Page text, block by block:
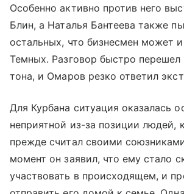
Особенно активно против него
Блин, а Наталья Бантеева также
остальных, что бизнесмен может
Темных. Разговор быстро
тона, и Омаров резко ответил
Для Курбана ситуация оказалась
неприятной из-за позиции людей,
прежде считал своими
момент он заявил, что ему стало
участвовать в происходящем, и